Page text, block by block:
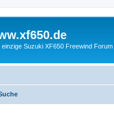
einzige Suzuki XF650 Freewind Forum